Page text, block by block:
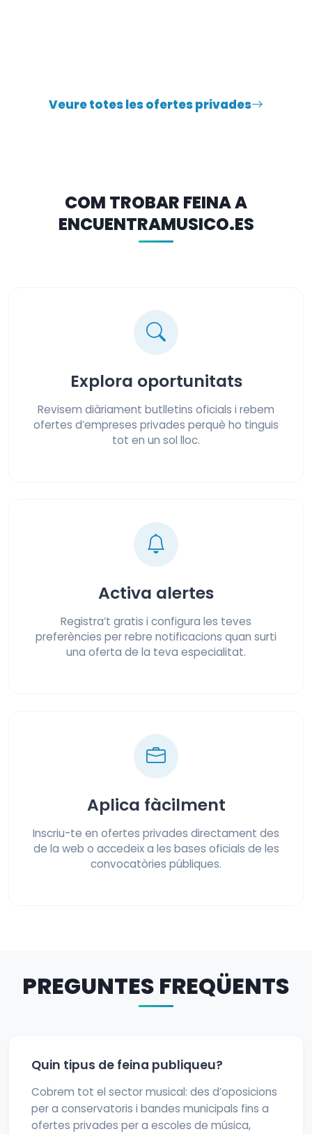
Veure totes les ofertes privades
COM TROBAR FEINA A
ENCUENTRAMUSICO.ES
Explora oportunitats
Revisem diàriament butlletins oficials i rebem
ofertes d’empreses privades perquè ho tinguis
tot en un sol lloc.
Activa alertes
Registra’t gratis i configura les teves
preferències per rebre notificacions quan surti
una oferta de la teva especialitat.
Aplica fàcilment
Inscriu-te en ofertes privades directament des
de la web o accedeix a les bases oficials de les
convocatòries públiques.
PREGUNTES FREQÜENTS
Quin tipus de feina publiqueu?
Cobrem tot el sector musical: des d’oposicions
per a conservatoris i bandes municipals fins a
ofertes privades per a escoles de música,